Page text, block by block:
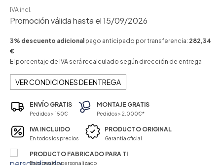
IVA incl.
Promoción válida hasta el 15/09/2026
3% descuento adicional pago anticipado por transferencia: 282,34
€
El porcentaje de IVA será recalculado según dirección de entrega
VER CONDICIONES DE ENTREGA
ENVÍO GRATIS
Pedidos > 150€
MONTAJE GRATIS
Pedidos > 2.000€*
IVA INCLUIDO
En todos los precios
PRODUCTO ORIGINAL
Garantía oficial
PRODUCTO FABRICADO PARA TI
Bajo pedido personalizado